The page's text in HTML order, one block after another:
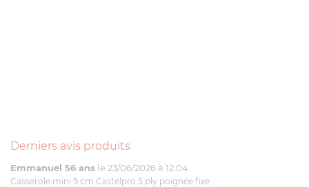
Derniers avis produits
Emmanuel 56 ans le 23/06/2026 à 12:04
Casserole mini 9 cm Castelpro 5 ply poignée fixe